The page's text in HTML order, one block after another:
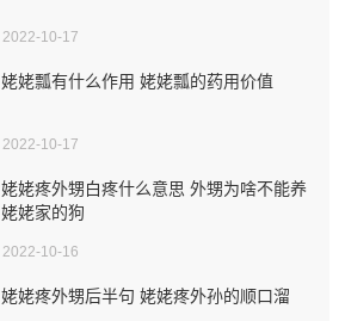
2022-10-17
姥姥瓢有什么作用 姥姥瓢的药用价值
2022-10-17
姥姥疼外甥白疼什么意思 外甥为啥不能养
姥姥家的狗
2022-10-16
姥姥疼外甥后半句 姥姥疼外孙的顺口溜